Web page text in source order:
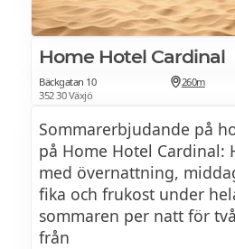
Home Hotel Cardinal
Bäckgatan 10
352 30 Växjö
260m
Sommarerbjudande på
på Home Hotel Cardinal:
med övernattning,
fika och frukost under
sommaren per natt för
från